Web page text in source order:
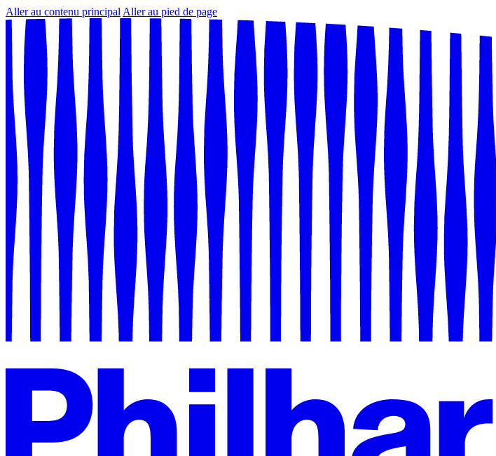
Aller au contenu principal Aller au pied de page